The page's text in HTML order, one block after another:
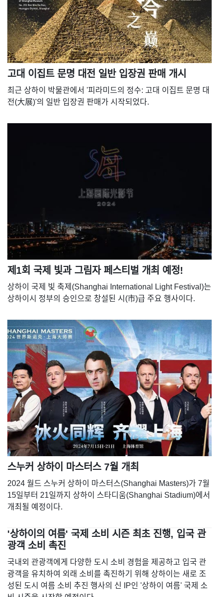
고대 이집트 문명 대전 일반 입장권 판매 개시
최근 상하이 박물관에서 '피라미드의 정수: 고대 이집트 문명 대
전(大展)'의 일반 입장권 판매가 시작되었다.
제1회 국제 빛과 그림자 페스티벌 개최 예정!
상하이 국제 빛 축제(Shanghai International Light Festival)는
상하이시 정부의 승인으로 창설된 시(市)급 주요 행사이다.
스누커 상하이 마스터스 7월 개최
2024 월드 스누커 상하이 마스터스(Shanghai Masters)가 7월
15일부터 21일까지 상하이 스타디움(Shanghai Stadium)에서
개최될 예정이다.
'상하이의 여름' 국제 소비 시즌 최초 진행, 입국 관
광객 소비 촉진
국내외 관광객에게 다양한 도시 소비 경험을 제공하고 입국 관
광객을 유치하여 외래 소비를 촉진하기 위해 상하이는 새로 조
성된 도시 여름 소비 추진 행사의 신 IP인 '상하이 여름' 국제 소